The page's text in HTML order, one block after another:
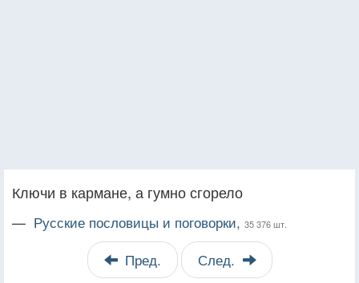
Ключи в кармане, а гумно сгорело
— Русские пословицы и поговорки, 35 376 шт.
Пред. След.